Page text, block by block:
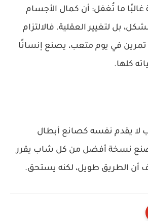
ما تُغفل: أن كمال الأجسام
بل لتغيير العقلية. فالالتزام
تمرين في يوم متعب، يصنع إنسانًا
كلها.
يقدم نفسه كصانع أبطال
نسخة أفضل من كل شاب يقرر
أن الطريق طويل، لكنه يستحق.